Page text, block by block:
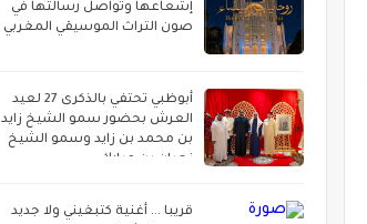
إشعاعها وتواصل رسالتها في
صون التراث الموسيقي المغربي
أبوظبي تحتفي بالذكرى 27 لعيد
العرش بحضور سمو الشيخ زايد
بن محمد بن زايد وسمو الشيخ
نهيان بن مبارك
قريبا ... أغنية كتبغيني ولا جديد